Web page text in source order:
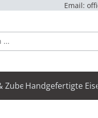
Email:
ZubehörHandgefertigte